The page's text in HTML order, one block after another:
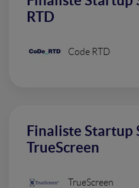
RTD
Code RTD
Finaliste Startup
TrueScreen
TrueScreen